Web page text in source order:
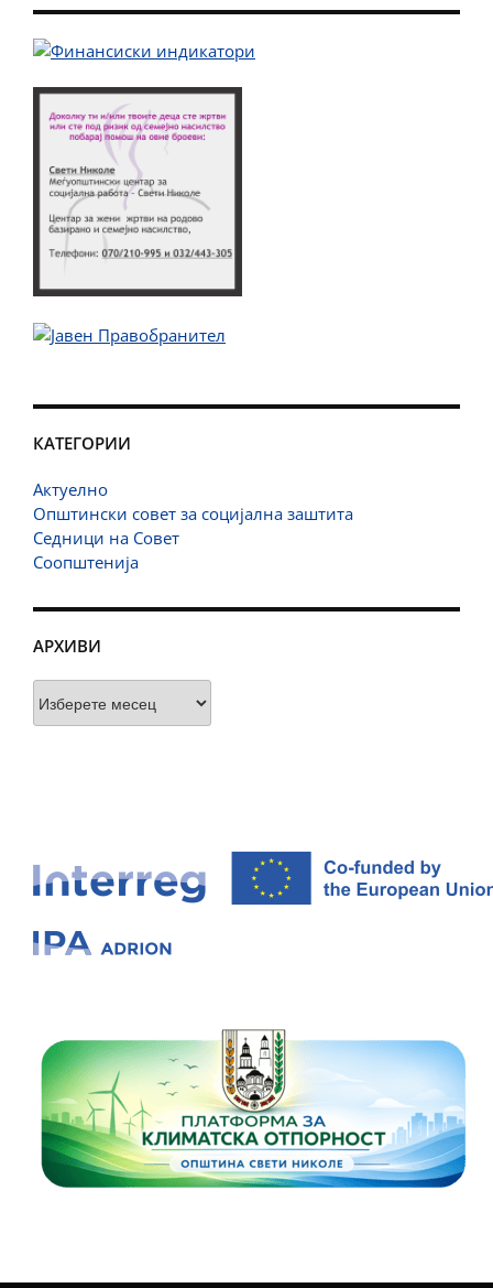
КАТЕГОРИИ
Актуелно
Општински совет за социјална заштита
Седници на Совет
Соопштенија
АРХИВИ